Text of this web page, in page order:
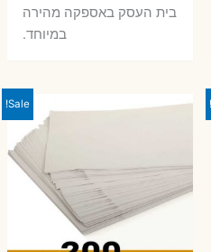
בית העסק באספקה מהירה
במיוחד.
Sale!